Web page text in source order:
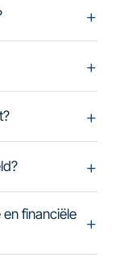
financiële